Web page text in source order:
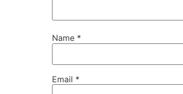
Name *
Email *